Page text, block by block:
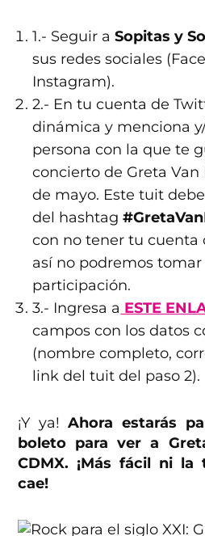
1.- Seguir a Sopitas y
sus redes sociales
Instagram).
2.- En tu cuenta de
dinámica y menciona
persona con la que te
concierto de Greta Van
de mayo. Este tuit
del hashtag
con no tener tu cuenta
así no podremos
participación.
3.- Ingresa a ESTE
campos con los datos
(nombre completo,
link del tuit del paso 2).
¡Y ya!Ahora estarás
boleto para ver a
CDMX. ¡Más fácil ni
cae!